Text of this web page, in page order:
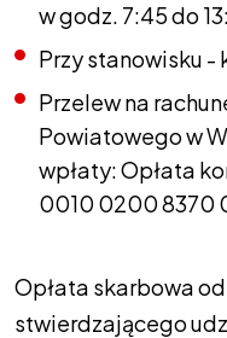
w godz. 7:45 do
Przy stanowisku -
Przelew na
Powiatowego w
wpłaty: Opłata
0010 0200 8370
Opłata skarbowa
stwierdzającego